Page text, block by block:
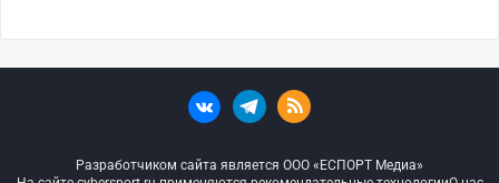
Разработчиком сайта является ООО «ЕСПОРТ Медиа»